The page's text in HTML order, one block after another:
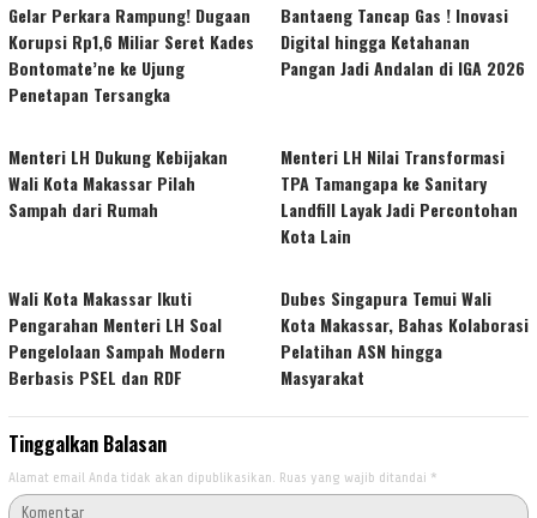
Gelar Perkara Rampung! Dugaan
Korupsi Rp1,6 Miliar Seret Kades
Bontomate’ne ke Ujung
Penetapan Tersangka
Bantaeng Tancap Gas ! Inovasi
Digital hingga Ketahanan
Pangan Jadi Andalan di IGA 2026
Menteri LH Dukung Kebijakan
Wali Kota Makassar Pilah
Sampah dari Rumah
Menteri LH Nilai Transformasi
TPA Tamangapa ke Sanitary
Landfill Layak Jadi Percontohan
Kota Lain
Wali Kota Makassar Ikuti
Pengarahan Menteri LH Soal
Pengelolaan Sampah Modern
Berbasis PSEL dan RDF
Dubes Singapura Temui Wali
Kota Makassar, Bahas Kolaborasi
Pelatihan ASN hingga
Masyarakat
Tinggalkan Balasan
Alamat email Anda tidak akan dipublikasikan. Ruas yang wajib ditandai *